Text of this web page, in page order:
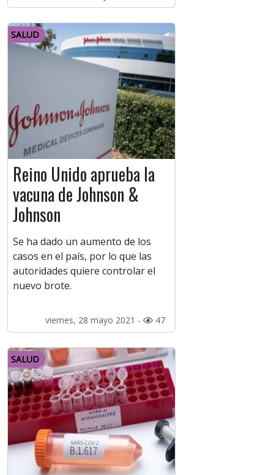
SALUD
Reino Unido aprueba la
vacuna de Johnson &
Johnson
Se ha dado un aumento de los
casos en el país, por lo que las
autoridades quiere controlar el
nuevo brote.
viernes, 28 mayo 2021 - 47
SALUD